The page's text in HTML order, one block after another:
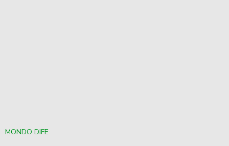
MONDO DIFE